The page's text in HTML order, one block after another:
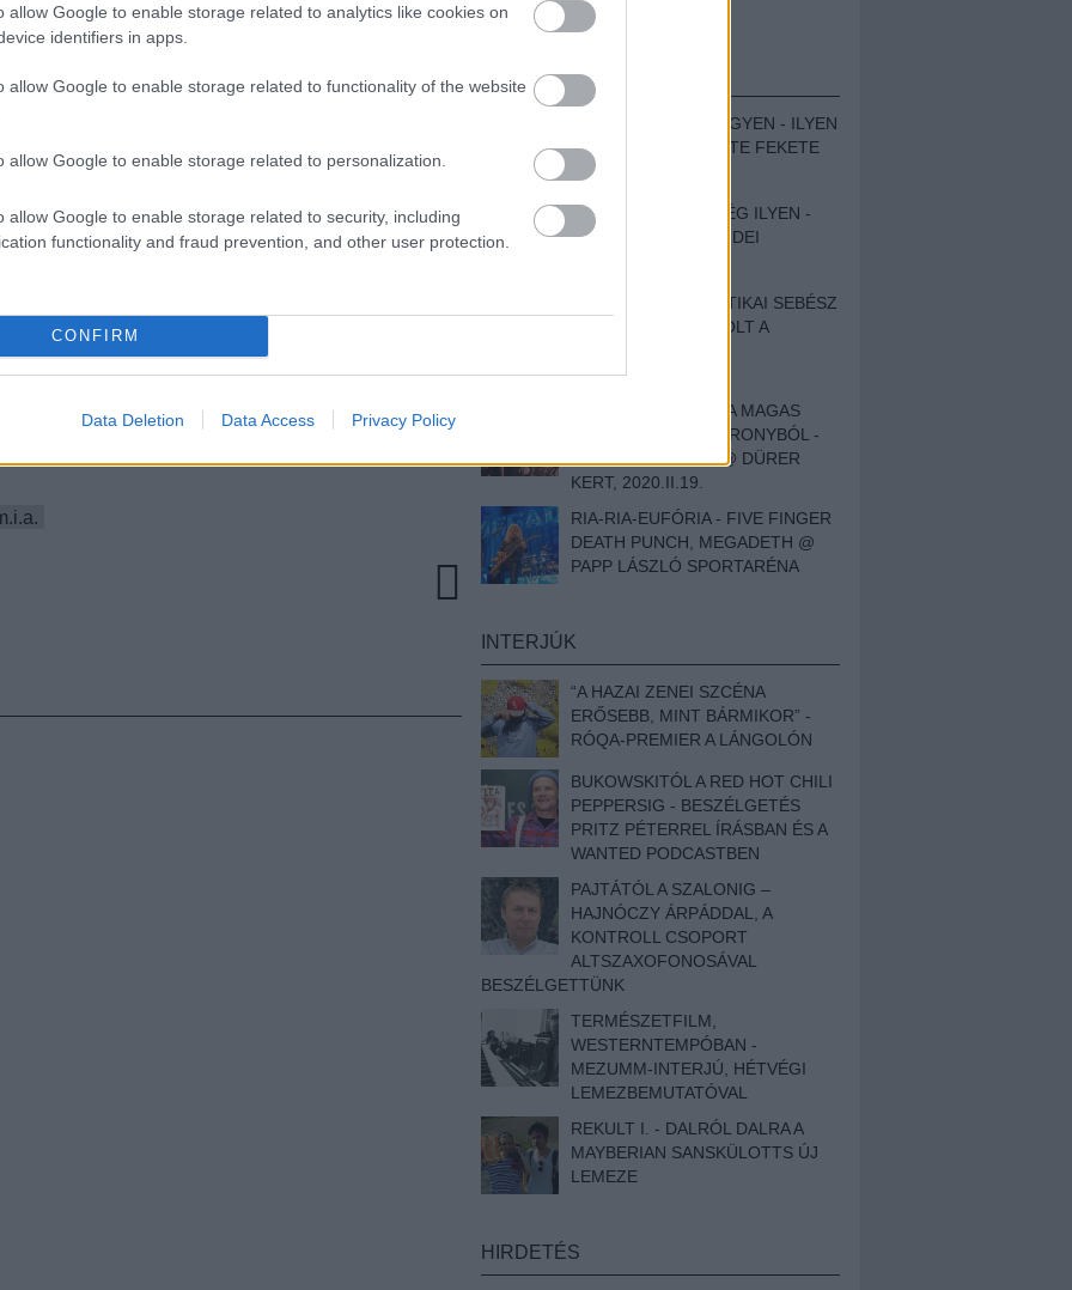
allow Google to enable storage related to analytics like cookies on
identifiers in apps.
allow Google to enable storage related to functionality of the website
allow Google to enable storage related to personalization.
allow Google to enable storage related to security, including
functionality and fraud prevention, and other user protection.
CONFIRM
Data Deletion Data Access Privacy Policy
múlva megjelenik M.I.A. új nagylemeze, a
is végig lehet hallgatni. Amúgy elég sokat
BESZÁMOLÓK
ZENÉS TÁBOR A HEGYEN - ILYEN
VOLT A VÍRUS SZÜLTE FEKETE
ZAJ FESZTIVÁL
SOHA NEM VOLT MÉG ILYEN -
BESZÁMOLÓNK AZ IDEI
EGY HALLÁSPLASZTIKAI SEBÉSZ
NAPLÓJA - ILYEN VOLT A
DOKUMENTUMFILM
MÉLY FÉRFIBÁNAT A MAGAS
ELEFÁNTCSONTTORONYBÓL -
LEPROUS, KLONE @ DÜRER
KERT, 2020.II.19.
RIA-RIA-EUFÓRIA - FIVE FINGER
DEATH PUNCH, MEGADETH @
PAPP LÁSZLÓ SPORTARÉNA
INTERJÚK
“A HAZAI ZENEI SZCÉNA
ERŐSEBB, MINT BÁRMIKOR” -
RÓQA-PREMIER A LÁNGOLÓN
BUKOWSKITÓL A RED HOT CHILI
PEPPERSIG - BESZÉLGETÉS
PRITZ PÉTERREL ÍRÁSBAN ÉS A
WANTED PODCASTBEN
PAJTÁTÓL A SZALONIG –
HAJNÓCZY ÁRPÁDDAL, A
KONTROLL CSOPORT
ALTSZAXOFONOSÁVAL
BESZÉLGETTÜNK
TERMÉSZETFILM,
WESTERNTEMPÓBAN -
MEZUMM-INTERJÚ, HÉTVÉGI
LEMEZBEMUTATÓVAL
REKULT I. - DALRÓL DALRA A
MAYBERIAN SANSKÜLOTTS ÚJ
LEMEZE
HIRDETÉS